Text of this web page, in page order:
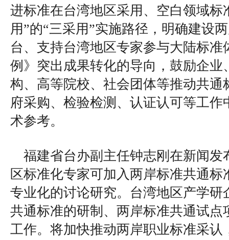
进标准在台湾地区采用、空白领域标
用”的“三采用”实施路径，明确建设
台、支持台湾地区专家参与大陆标准
例》突出成果转化的导向，鼓励企业
构、高等院校、社会团体等推动共通
府采购、检验检测、认证认可等工作
术参考。
福建省台办副主任钟志刚在新闻发
区标准化专家可加入两岸标准共通
专业化的讨论研究。台湾地区产学研
共通标准的研制、两岸标准共通试点
工作。将加快推动两岸职业标准采认